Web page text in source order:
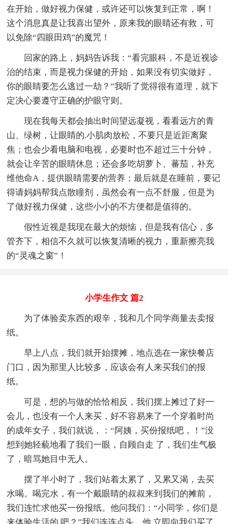
在开始，做好视力保健，或许还可以恢复到正常，啊！
这个消息真是让我喜出望外，原来我的眼睛还有救，可
以免除“四眼田鸡”的魔咒！
回家的路上，妈妈告诉我：“看完眼科，不是近视诊
治的结束，而是视力保健的开始，如果没有切实做好，
你的眼睛要怎么逃过一劫？”我听了觉得很有道理，就下
定决心要遵守正确的护眼守则。
现在我每天都会抽出时间望远凝视，看看远方的青
山、绿树，让眼睛的.小肌肉放松，不要只是近距离聚
焦；也会少看电脑和电视，必要时也不超过三十分钟，
就会让辛苦的眼睛休息；还会多吃胡萝卜、蕃茄，补充
维他命A，提供眼睛需要的营养；最后就是在睡前，要记
得请妈妈帮我点散瞳剂，虽然会有一点不舒服，但是为
了做好视力保健，这些小小的不方便都是值得的。
假性近视是我现在最大的烦恼，但是我有信心，多
管齐下，相信不久就可以恢复清晰的视力，重新擦亮我
的“灵魂之窗”！
小学生作文 篇2
为了体验卖东西的艰辛，我和几个同学商量去卖报
纸。
早上八点，我们就开始摆摊，地点选在一家快餐店
门口，因为那里人比较多，应该会有人来买我们的报
纸。
可是，想的与做的恰恰相反，我们摆上摊过了好一
会儿，也没有一个人来买，好不容易来了一个穿着时尚
的成年女子，我们就说，：“阿姨，买份报纸吧，！”没
想到她轻藐地看了我们一眼，自顾自走 了，我们生气极
了，暗骂她目中无人。
摆了半小时了，我们站着太累了，又累又渴，去买
水喝。喝完水，有一个戴眼睛的叔叔来到我们的摊前，
我们连忙求他买一份报纸。他问我们：“小同学，你们是
来体验生活的.吧？”我们连连点头，他 立即向我们买了